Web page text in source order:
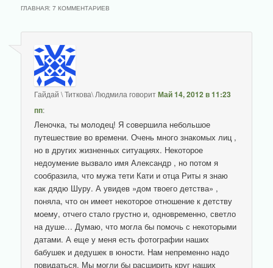
ГЛАВНАЯ: 7 КОММЕНТАРИЕВ
Гайдай \ Титкова\ Людмила говоритМай 14, 2012 в 11:23
пп:
Леночка, ты молодец! Я совершила небольшое
путешествие во времени. Очень много знакомых лиц ,
но в других жизненных ситуациях. Некоторое
недоумение вызвало имя Александр , но потом я
сообразила, что мужа тети Кати и отца Риты я знаю
как дядю Шуру. А увидев »дом твоего детства» ,
поняла, что он имеет некоторое отношение к детству
моему, отчего стало грустно и, одновременно, светло
на душе… Думаю, что могла бы помочь с некоторыми
датами. А еще у меня есть фотографии наших
бабушек и дедушек в юности. Нам непременно надо
повидаться. Мы могли бы расширить круг наших